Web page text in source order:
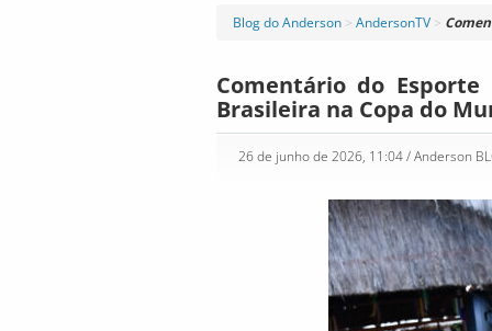
Blog do Anderson > AndersonTV >
Comentário do
Brasileira na Copa do
26 de junho de 2026, 11:04/ Anderson